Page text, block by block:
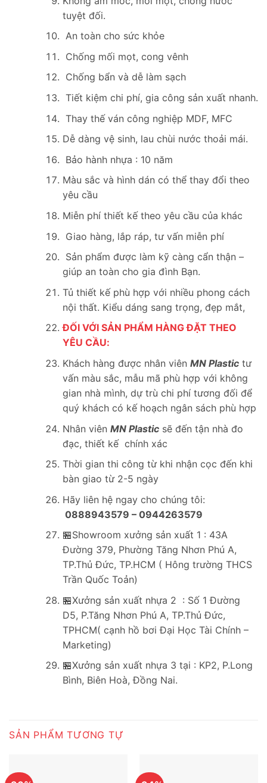
tuyệt đối.
An toàn cho sức khỏe
Chống mối mọt, cong vênh
Chống bẩn và dễ làm sạch
Tiết kiệm chi phí, gia công sản xuất nhanh.
Thay thế ván công nghiệp MDF, MFC
Dễ dàng vệ sinh, lau chùi nước thoải mái.
Bảo hành nhựa : 10 năm
Màu sắc và hình dán có thể thay đổi theo
yêu cầu
Miễn phí thiết kế theo yêu cầu của khác
Giao hàng, lắp ráp, tư vấn miễn phí
Sản phẩm được làm kỹ càng cẩn thận –
giúp an toàn cho gia đình Bạn.
Tủ thiết kế phù hợp với nhiều phong cách
nội thất. Kiểu dáng sang trọng, đẹp mắt,
ĐỐI VỚI SẢN PHẨM HÀNG ĐẶT THEO
YÊU CẦU:
Khách hàng được nhân viên MN Plastictư
vấn màu sắc, mẫu mã phù hợp với không
gian nhà mình, dự trù chi phí tương đối để
quý khách có kế hoạch ngân sách phù hợp
Nhân viên MN Plasticsẽ đến tận nhà đo
đạc, thiết kế chính xác
Thời gian thi công từ khi nhận cọc đến khi
bàn giao từ 2-5 ngày
Hãy liên hệ ngay cho chúng tôi:
0888943579 – 0944263579
🏪Showroom xưởng sản xuất 1 : 43A
Đường 379, Phường Tăng Nhơn Phú A,
TP.Thủ Đức, TP.HCM ( Hông trường THCS
Trần Quốc Toản)
🏪Xưởng sản xuất nhựa 2 : Số 1 Đường
D5, P.Tăng Nhơn Phú A, TP.Thủ Đức,
TPHCM( cạnh hồ bơi Đại Học Tài Chính –
Marketing)
🏪Xưởng sản xuất nhựa 3 tại : KP2, P.Long
Bình, Biên Hoà, Đồng Nai.
SẢN PHẨM TƯƠNG TỰ